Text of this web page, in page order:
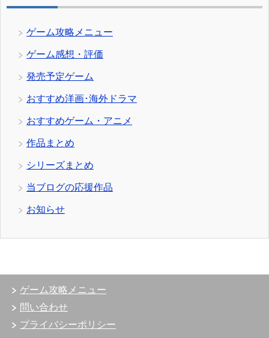
ゲーム攻略メニュー
ゲーム感想・評価
発売予定ゲーム
おすすめ洋画･海外ドラマ
おすすめゲーム・アニメ
作品まとめ
シリーズまとめ
当ブログの応援作品
お知らせ
ゲーム攻略メニュー
問い合わせ
プライバシーポリシー